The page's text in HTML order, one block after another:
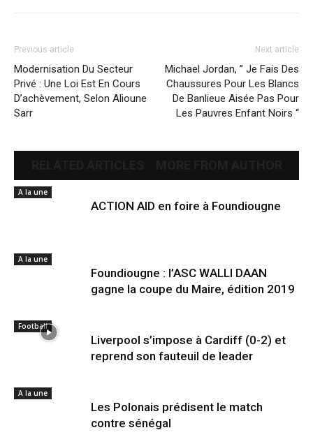
Previous article
Modernisation Du Secteur
Privé : Une Loi Est En Cours
D’achèvement, Selon Alioune
Sarr
Next article
Michael Jordan, ” Je Fais Des
Chaussures Pour Les Blancs
De Banlieue Aisée Pas Pour
Les Pauvres Enfant Noirs “
A la une
ACTION AID en foire à Foundiougne
A la une
Foundiougne : l’ASC WALLI DAAN
gagne la coupe du Maire, édition 2019
Football
Liverpool s’impose à Cardiff (0-2) et
reprend son fauteuil de leader
A la une
Les Polonais prédisent le match
contre sénégal